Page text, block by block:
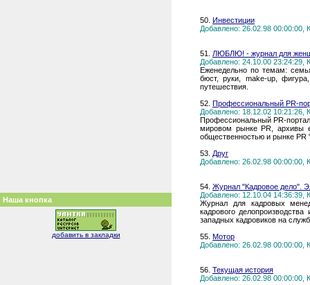
Наша кнопка
добавить в закладки
50. Инвестиции
Добавлено: 26.02.98 00:00:00,
51. ЛЮБЛЮ! - журнал для
Добавлено: 24.10.00 23:24:29,
Еженедельно по темам:
бюст, руки, make-up,
путешествия.
52. Профессиональный PR-
Добавлено: 18.12.02 10:21:26,
Профессиональный PR-
мировом рынке PR, архивы
общественностью и рынке PR
53. Друг
Добавлено: 26.02.98 00:00:00,
54. Журнал "Кадровое дело".
Добавлено: 12.10.04 14:36:39,
Журнал для кадровых
кадрового
западных кадровиков на
55. Мотор
Добавлено: 26.02.98 00:00:00,
56. Текущая история
Добавлено: 26.02.98 00:00:00,